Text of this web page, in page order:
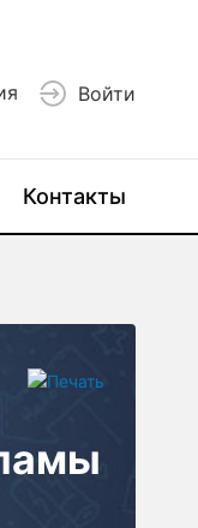
Войти
Контакты